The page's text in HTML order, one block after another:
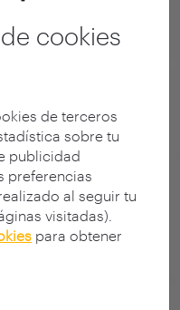
cookies
de terceros
sobre tu
publicidad
preferencias
al seguir tu
visitadas).
para obtener